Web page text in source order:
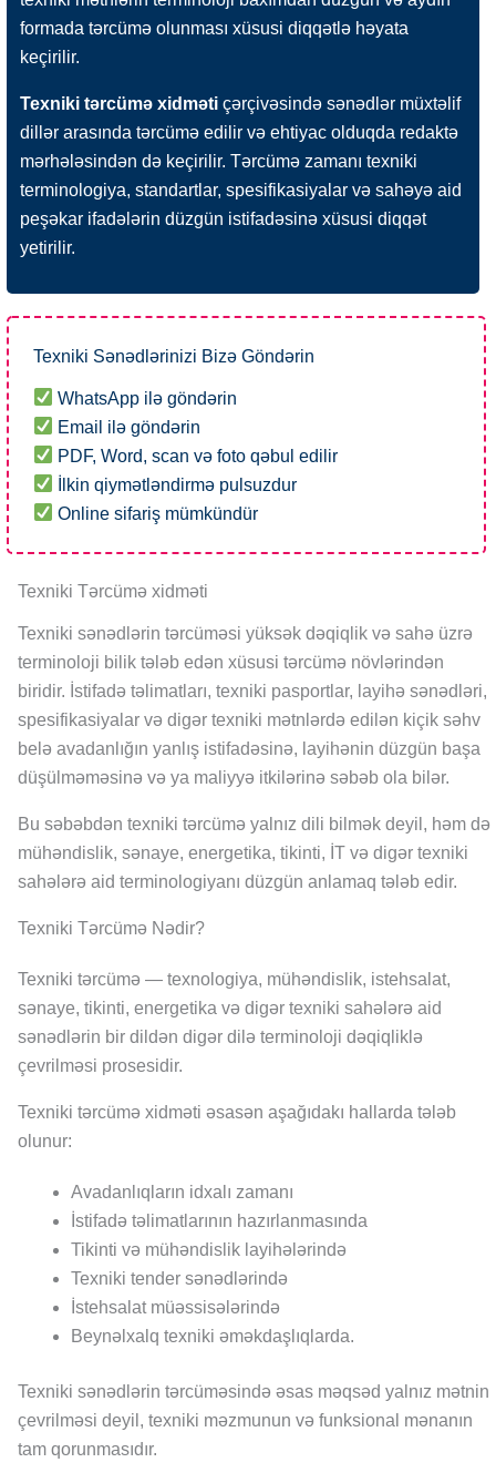
formada tərcümə olunması xüsusi diqqətlə həyata
keçirilir.
Texniki tərcümə xidməti çərçivəsində sənədlər müxtəlif
dillər arasında tərcümə edilir və ehtiyac olduqda redaktə
mərhələsindən də keçirilir. Tərcümə zamanı texniki
terminologiya, standartlar, spesifikasiyalar və sahəyə aid
peşəkar ifadələrin düzgün istifadəsinə xüsusi diqqət
yetirilir.
Texniki Sənədlərinizi Bizə Göndərin
WhatsApp ilə göndərin
Email ilə göndərin
PDF, Word, scan və foto qəbul edilir
İlkin qiymətləndirmə pulsuzdur
Online sifariş mümkündür
Texniki Tərcümə xidməti
Texniki sənədlərin tərcüməsi yüksək dəqiqlik və sahə üzrə
terminoloji bilik tələb edən xüsusi tərcümə növlərindən
biridir. İstifadə təlimatları, texniki pasportlar, layihə sənədləri,
spesifikasiyalar və digər texniki mətnlərdə edilən kiçik səhv
belə avadanlığın yanlış istifadəsinə, layihənin düzgün başa
düşülməməsinə və ya maliyyə itkilərinə səbəb ola bilər.
Bu səbəbdən texniki tərcümə yalnız dili bilmək deyil, həm də
mühəndislik, sənaye, energetika, tikinti, İT və digər texniki
sahələrə aid terminologiyanı düzgün anlamaq tələb edir.
Texniki Tərcümə Nədir?
Texniki tərcümə — texnologiya, mühəndislik, istehsalat,
sənaye, tikinti, energetika və digər texniki sahələrə aid
sənədlərin bir dildən digər dilə terminoloji dəqiqliklə
çevrilməsi prosesidir.
Texniki tərcümə xidməti əsasən aşağıdakı hallarda tələb
olunur:
Avadanlıqların idxalı zamanı
İstifadə təlimatlarının hazırlanmasında
Tikinti və mühəndislik layihələrində
Texniki tender sənədlərində
İstehsalat müəssisələrində
Beynəlxalq texniki əməkdaşlıqlarda.
Texniki sənədlərin tərcüməsində əsas məqsəd yalnız mətnin
çevrilməsi deyil, texniki məzmunun və funksional mənanın
tam qorunmasıdır.